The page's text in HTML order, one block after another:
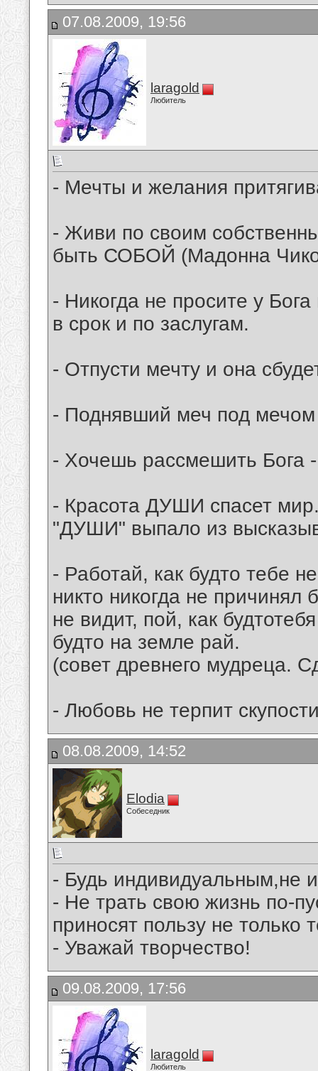
07.08.2009, 19:56
laragold
Любитель
- Мечты и желания
- Живи по своим
быть СОБОЙ (Мадонна
- Никогда не просите у
в срок и по заслугам.
- Отпусти мечту и она
- Поднявший меч под мечом
- Хочешь рассмешить Бога
- Красота ДУШИ спасет
"ДУШИ" выпало из
- Работай, как будто тебе
никто никогда не причинял
не видит, пой, как
будто на земле рай.
(совет древнего мудреца.
- Любовь не терпит
08.08.2009, 14:52
Elodia
Собеседник
- Будь индивидуальным,не
- Не трать свою жизнь по-
приносят пользу не только
- Уважай творчество!
09.08.2009, 17:56
laragold
Любитель